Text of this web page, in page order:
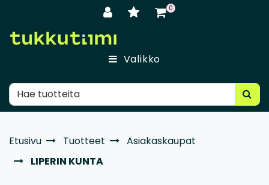
0
Valikko
Etusivu Tuotteet
Asiakaskaupat
LIPERIN KUNTA